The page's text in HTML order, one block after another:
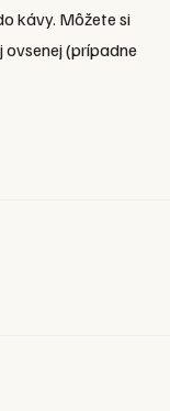
kávy. Môžete si
(prípadne